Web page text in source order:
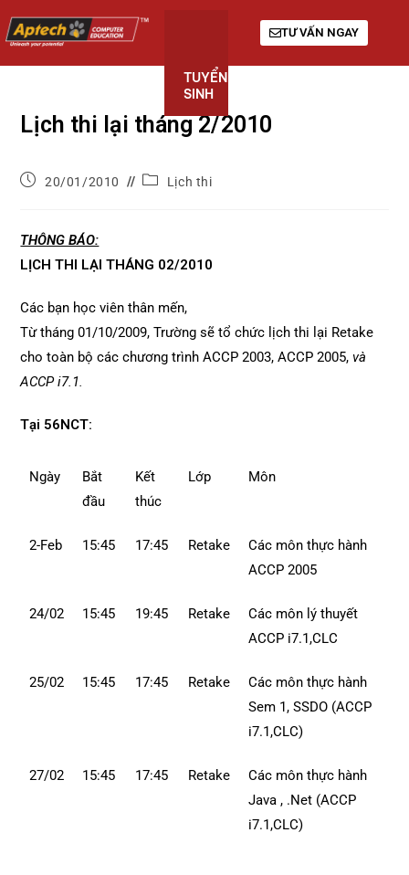
TUYỂN
SINH
TƯ VẤN NGAY
Lịch thi lại tháng 2/2010
20/01/2010 Lịch thi
THÔNG BÁO:
LỊCH THI LẠI THÁNG 02/2010
Các bạn học viên thân mến,
Từ tháng 01/10/2009, Trường sẽ tổ chức lịch thi lại Retake
cho toàn bộ các chương trình ACCP 2003, ACCP 2005, và
ACCP i7.1.
Tại 56NCT:
Ngày
Bắt
đầu
Kết
thúc
Lớp Môn
2-Feb 15:45 17:45 Retake
Các môn thực hành
ACCP 2005
24/02 15:45 19:45 Retake
Các môn lý thuyết
ACCP i7.1,CLC
25/02 15:45 17:45 Retake
Các môn thực hành
Sem 1, SSDO (ACCP
i7.1,CLC)
27/02 15:45 17:45 Retake
Các môn thực hành
Java , .Net (ACCP
i7.1,CLC)